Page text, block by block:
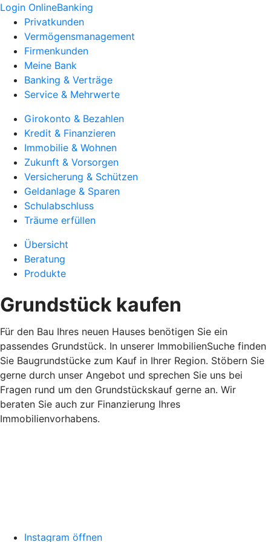
Login OnlineBanking
Privatkunden
Vermögensmanagement
Firmenkunden
Meine Bank
Banking & Verträge
Service & Mehrwerte
Girokonto & Bezahlen
Kredit & Finanzieren
Immobilie & Wohnen
Zukunft & Vorsorgen
Versicherung & Schützen
Geldanlage & Sparen
Schulabschluss
Träume erfüllen
Übersicht
Beratung
Produkte
Grundstück kaufen
Für den Bau Ihres neuen Hauses benötigen Sie ein
passendes Grundstück. In unserer ImmobilienSuche finden
Sie Baugrundstücke zum Kauf in Ihrer Region. Stöbern Sie
gerne durch unser Angebot und sprechen Sie uns bei
Fragen rund um den Grundstückskauf gerne an. Wir
beraten Sie auch zur Finanzierung Ihres
Immobilienvorhabens.
Instagram öffnen